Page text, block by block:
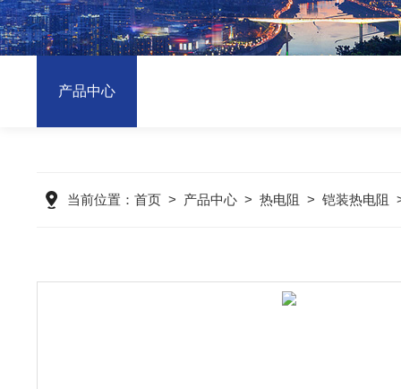
产品中心
当前位置： 首页> 产品中心> 热电阻 > 铠装热电阻